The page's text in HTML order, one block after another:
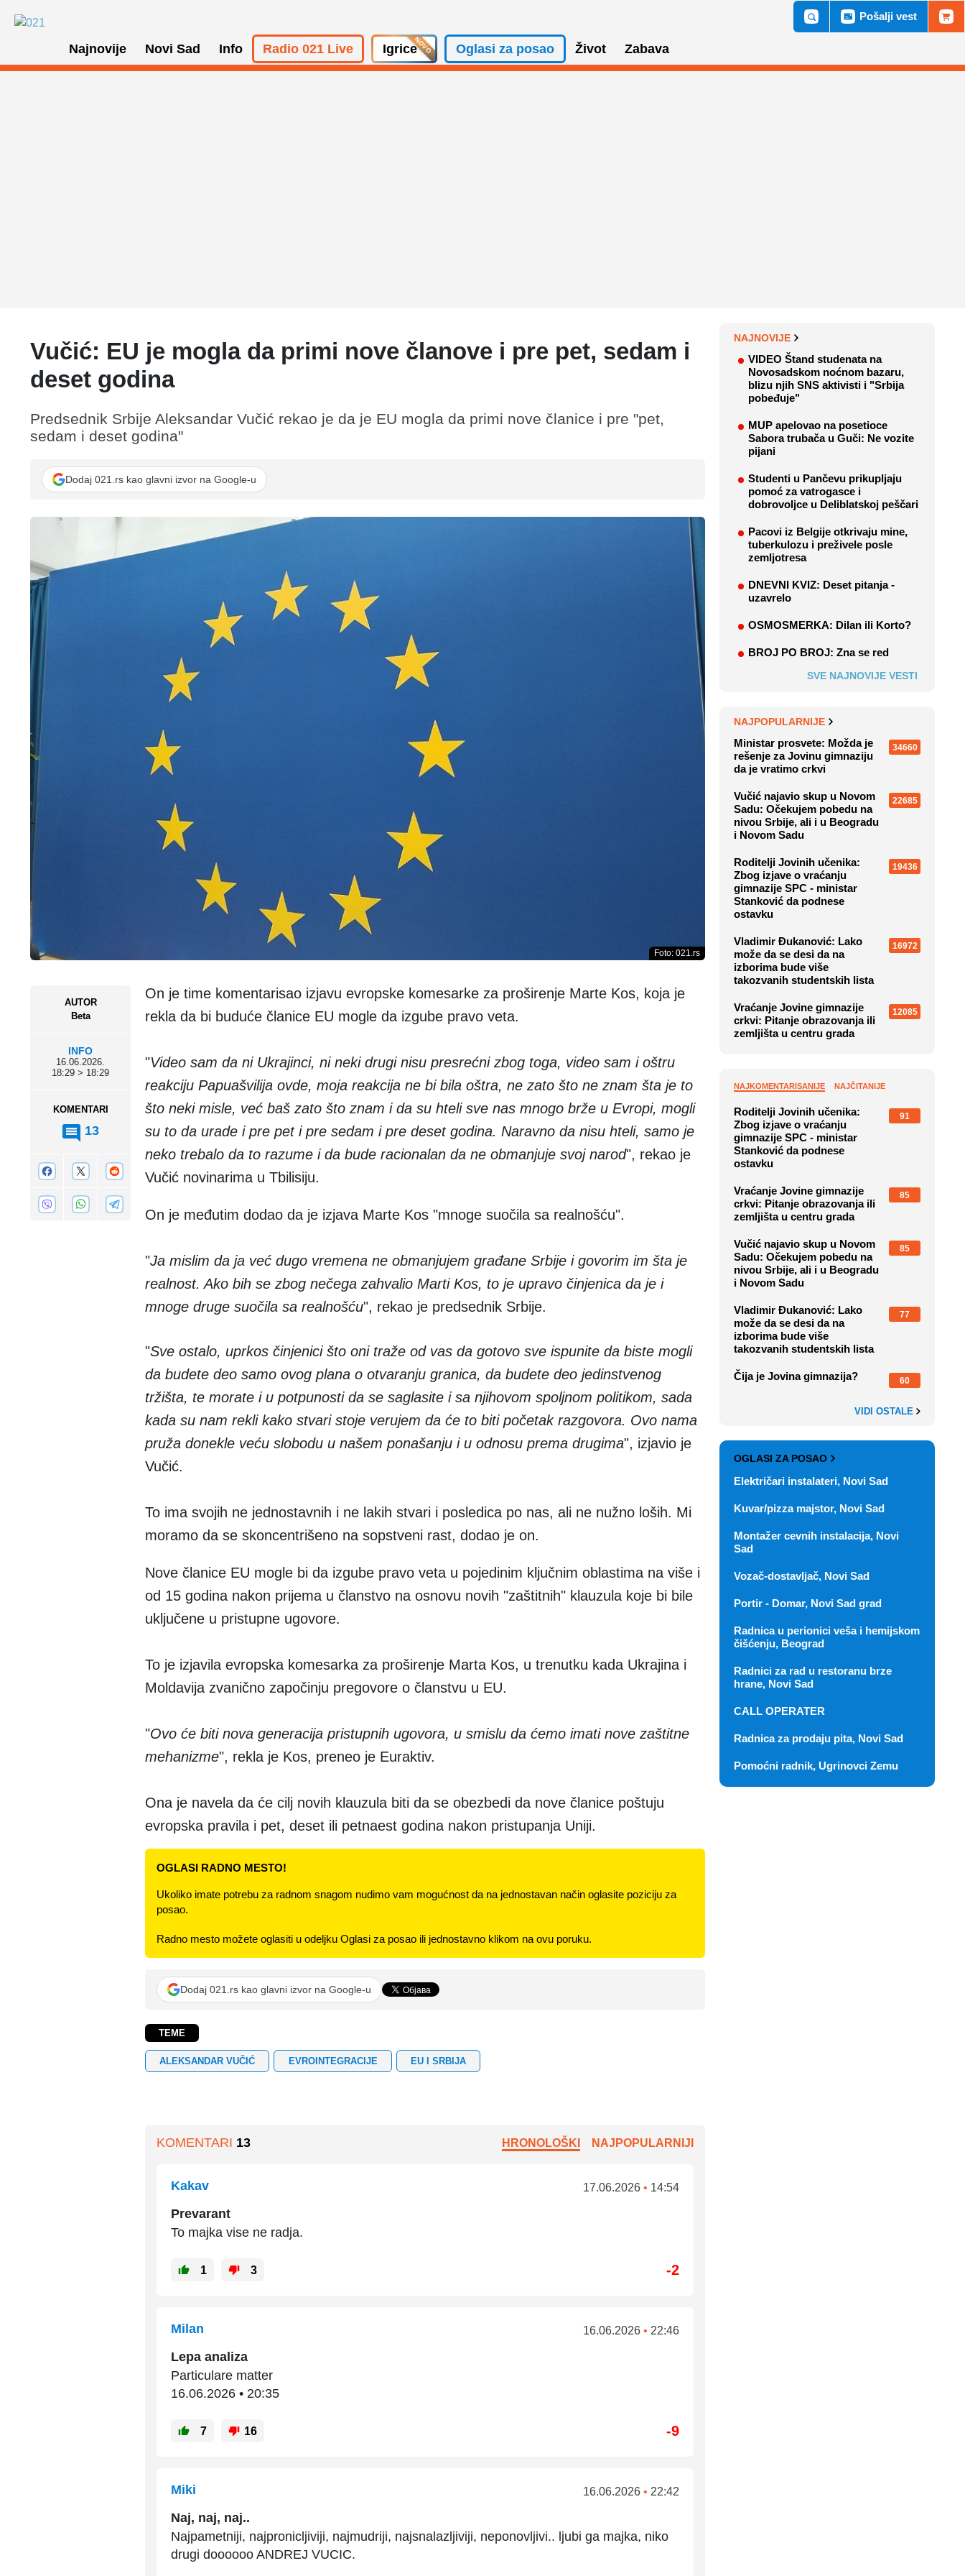
Najnovije Novi Sad Info Radio 021 Live Igrice Oglasi za posao Život Zabava
Pošalji vest
Vučić: EU je mogla da primi nove članove i pre pet, sedam i
deset godina
AUTOR
Beta
INFO
16.06.2026.
18:29 > 18:29
KOMENTARI
13
Predsednik Srbije Aleksandar Vučić rekao je da je EU mogla da primi nove članice i pre "pet,
sedam i deset godina"
Dodaj 021.rs kao glavni izvor na Google-u
Foto: 021.rs
On je time komentarisao izjavu evropske komesarke za proširenje Marte Kos, koja je
rekla da bi buduće članice EU mogle da izgube pravo veta.
"Video sam da ni Ukrajinci, ni neki drugi nisu presrećni zbog toga, video sam i oštru
reakciju Papuašvilija ovde, moja reakcija ne bi bila oštra, ne zato što ne znam šta je to
što neki misle, već baš zato što znam i da su hteli sve nas mnogo brže u Evropi, mogli
su to da urade i pre pet i pre sedam i pre deset godina. Naravno da nisu hteli, samo je
neko trebalo da to razume i da bude racionalan da ne obmanjuje svoj narod", rekao je
Vučić novinarima u Tbilisiju.
On je međutim dodao da je izjava Marte Kos "mnoge suočila sa realnošću".
"Ja mislim da ja već dugo vremena ne obmanjujem građane Srbije i govorim im šta je
realnost. Ako bih se zbog nečega zahvalio Marti Kos, to je upravo činjenica da je i
mnoge druge suočila sa realnošću", rekao je predsednik Srbije.
"Sve ostalo, uprkos činjenici što oni traže od vas da gotovo sve ispunite da biste mogli
da budete deo samo ovog plana o otvaranju granica, da budete deo jedinstvenog
tržišta, te morate i u potpunosti da se saglasite i sa njihovom spoljnom politikom, sada
kada su nam rekli kako stvari stoje verujem da će to biti početak razgovora. Ovo nama
pruža donekle veću slobodu u našem ponašanju i u odnosu prema drugima", izjavio je
Vučić.
To ima svojih ne jednostavnih i ne lakih stvari i posledica po nas, ali ne nužno loših. Mi
moramo da se skoncentrišeno na sopstveni rast, dodao je on.
Nove članice EU mogle bi da izgube pravo veta u pojedinim ključnim oblastima na više i
od 15 godina nakon prijema u članstvo na osnovu novih "zaštitnih" klauzula koje bi bile
uključene u pristupne ugovore.
To je izjavila evropska komesarka za proširenje Marta Kos, u trenutku kada Ukrajina i
Moldavija zvanično započinju pregovore o članstvu u EU.
"Ovo će biti nova generacija pristupnih ugovora, u smislu da ćemo imati nove zaštitne
mehanizme", rekla je Kos, preneo je Euraktiv.
Ona je navela da će cilj novih klauzula biti da se obezbedi da nove članice poštuju
evropska pravila i pet, deset ili petnaest godina nakon pristupanja Uniji.
OGLASI RADNO MESTO!
Ukoliko imate potrebu za radnom snagom nudimo vam mogućnost da na jednostavan način oglasite poziciju za
posao.
Radno mesto možete oglasiti u odeljku Oglasi za posao ili jednostavno klikom na ovu poruku.
Dodaj 021.rs kao glavni izvor na Google-u
TEME
ALEKSANDAR VUČIĆ EVROINTEGRACIJE EU I SRBIJA
KOMENTARI 13 HRONOLOŠKI NAJPOPULARNIJI
Kakav 17.06.2026 • 14:54
Prevarant
To majka vise ne radja.
1 3 -2
Milan 16.06.2026 • 22:46
Lepa analiza
Particulare matter
16.06.2026 • 20:35
7 16 -9
Miki 16.06.2026 • 22:42
Naj, naj, naj..
Najpametniji, najpronicljiviji, najmudriji, najsnalazljiviji, neponovljivi.. ljubi ga majka, niko
drugi doooooo ANDREJ VUCIC.
NAJNOVIJE
VIDEO Štand studenata na
Novosadskom noćnom bazaru,
blizu njih SNS aktivisti i "Srbija
pobeđuje"
MUP apelovao na posetioce
Sabora trubača u Guči: Ne vozite
pijani
Studenti u Pančevu prikupljaju
pomoć za vatrogasce i
dobrovoljce u Deliblatskoj peščari
Pacovi iz Belgije otkrivaju mine,
tuberkulozu i preživele posle
zemljotresa
DNEVNI KVIZ: Deset pitanja -
uzavrelo
OSMOSMERKA: Dilan ili Korto?
BROJ PO BROJ: Zna se red
SVE NAJNOVIJE VESTI
NAJPOPULARNIJE
Ministar prosvete: Možda je
rešenje za Jovinu gimnaziju
da je vratimo crkvi
34660
Vučić najavio skup u Novom
Sadu: Očekujem pobedu na
nivou Srbije, ali i u Beogradu
i Novom Sadu
22685
Roditelji Jovinih učenika:
Zbog izjave o vraćanju
gimnazije SPC - ministar
Stanković da podnese
ostavku
19436
Vladimir Đukanović: Lako
može da se desi da na
izborima bude više
takozvanih studentskih lista
16972
Vraćanje Jovine gimnazije
crkvi: Pitanje obrazovanja ili
zemljišta u centru grada
12085
NAJKOMENTARISANIJE NAJČITANIJE
Roditelji Jovinih učenika:
Zbog izjave o vraćanju
gimnazije SPC - ministar
Stanković da podnese
ostavku
91
Vraćanje Jovine gimnazije
crkvi: Pitanje obrazovanja ili
zemljišta u centru grada
85
Vučić najavio skup u Novom
Sadu: Očekujem pobedu na
nivou Srbije, ali i u Beogradu
i Novom Sadu
85
Vladimir Đukanović: Lako
može da se desi da na
izborima bude više
takozvanih studentskih lista
77
Čija je Jovina gimnazija? 60
VIDI OSTALE
OGLASI ZA POSAO
Električari instalateri, Novi Sad
Kuvar/pizza majstor, Novi Sad
Montažer cevnih instalacija, Novi
Sad
Vozač-dostavljač, Novi Sad
Portir - Domar, Novi Sad grad
Radnica u perionici veša i hemijskom
čišćenju, Beograd
Radnici za rad u restoranu brze
hrane, Novi Sad
CALL OPERATER
Radnica za prodaju pita, Novi Sad
Pomoćni radnik, Ugrinovci Zemu